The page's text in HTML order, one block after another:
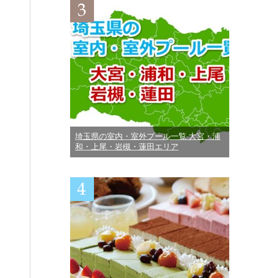
埼玉県の室内・室外プール一覧 大宮・浦
和・上尾・岩槻・蓮田エリア